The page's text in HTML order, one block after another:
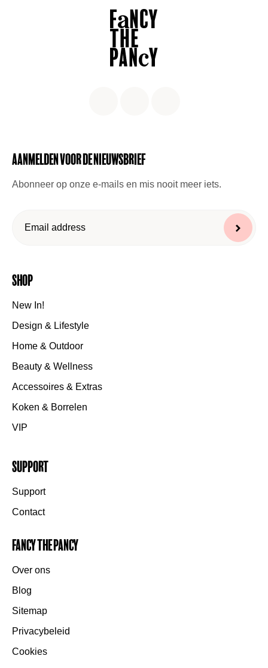
Aanmelden voor de nieuwsbrief
Abonneer op onze e-mails en mis nooit meer iets.
Shop
New In!
Design & Lifestyle
Home & Outdoor
Beauty & Wellness
Accessoires & Extras
Koken & Borrelen
VIP
Support
Support
Contact
Fancy the Pancy
Over ons
Blog
Sitemap
Privacybeleid
Cookies